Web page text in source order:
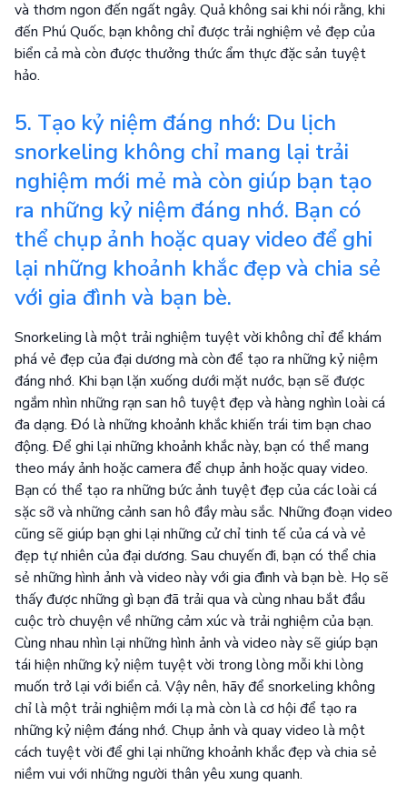
và thơm ngon đến ngất ngây. Quả không sai khi nói rằng, khi
đến Phú Quốc, bạn không chỉ được trải nghiệm vẻ đẹp của
biển cả mà còn được thưởng thức ẩm thực đặc sản tuyệt
hảo.
5. Tạo kỷ niệm đáng nhớ: Du lịch
snorkeling không chỉ mang lại trải
nghiệm mới mẻ mà còn giúp bạn tạo
ra những kỷ niệm đáng nhớ. Bạn có
thể chụp ảnh hoặc quay video để ghi
lại những khoảnh khắc đẹp và chia sẻ
với gia đình và bạn bè.
Snorkeling là một trải nghiệm tuyệt vời không chỉ để khám
phá vẻ đẹp của đại dương mà còn để tạo ra những kỷ niệm
đáng nhớ. Khi bạn lặn xuống dưới mặt nước, bạn sẽ được
ngắm nhìn những rạn san hô tuyệt đẹp và hàng nghìn loài cá
đa dạng. Đó là những khoảnh khắc khiến trái tim bạn chao
động. Để ghi lại những khoảnh khắc này, bạn có thể mang
theo máy ảnh hoặc camera để chụp ảnh hoặc quay video.
Bạn có thể tạo ra những bức ảnh tuyệt đẹp của các loài cá
sặc sỡ và những cảnh san hô đầy màu sắc. Những đoạn video
cũng sẽ giúp bạn ghi lại những cử chỉ tinh tế của cá và vẻ
đẹp tự nhiên của đại dương. Sau chuyến đi, bạn có thể chia
sẻ những hình ảnh và video này với gia đình và bạn bè. Họ sẽ
thấy được những gì bạn đã trải qua và cùng nhau bắt đầu
cuộc trò chuyện về những cảm xúc và trải nghiệm của bạn.
Cùng nhau nhìn lại những hình ảnh và video này sẽ giúp bạn
tái hiện những kỷ niệm tuyệt vời trong lòng mỗi khi lòng
muốn trở lại với biển cả. Vậy nên, hãy để snorkeling không
chỉ là một trải nghiệm mới lạ mà còn là cơ hội để tạo ra
những kỷ niệm đáng nhớ. Chụp ảnh và quay video là một
cách tuyệt vời để ghi lại những khoảnh khắc đẹp và chia sẻ
niềm vui với những người thân yêu xung quanh.